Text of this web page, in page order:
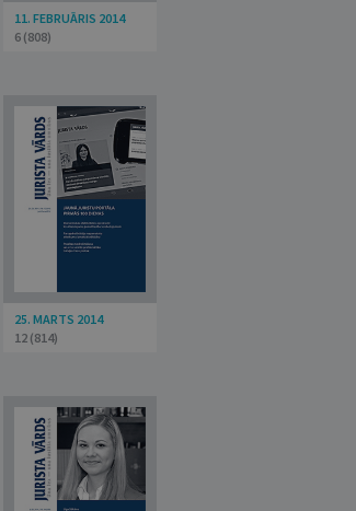
11. FEBRUĀRIS 2014
6 (808)
25. MARTS 2014
12 (814)